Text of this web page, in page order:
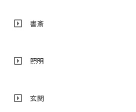
書斎
照明
玄関